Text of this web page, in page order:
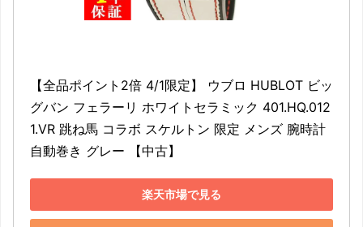
【全品ポイント2倍 4/1限定】 ウブロ HUBLOT ビッ
グバン フェラーリ ホワイトセラミック 401.HQ.012
1.VR 跳ね馬 コラボ スケルトン 限定 メンズ 腕時計
自動巻き グレー 【中古】
楽天市場で見る